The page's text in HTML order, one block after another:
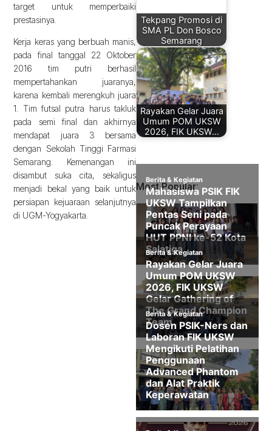
target untuk memperbaiki
prestasinya.
Kerja keras yang berbuah manis,
pada final tanggal 22 Oktober
2016 tim putri berhasil
mempertahankan juaranya,
karena kembali merengkuh juara
1. Tim futsal putra harus takluk
pada semi final dan akhirnya
mendapat juara 3 bersama
dengan Sekolah Tinggi Farmasi
Semarang. Kemenangan ini
disambut suka cita, sekaligus
menjadi bekal yang baik untuk
persiapan kejuaraan selanjutnya
di UGM-Yogyakarta.
Tekpang Promosi di
SMA PL Don Bosco
Semarang
Rayakan Gelar Juara
Umum POM UKSW
2026, FIK UKSW…
Most Popular: